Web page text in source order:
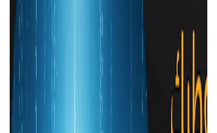
تطبيقات للهاتف